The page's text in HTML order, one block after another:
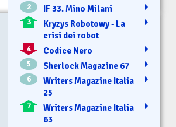
2 IF 33. Mino Milani
3
Kryzys Robotowy - La
crisi dei robot
4 Codice Nero
5 Sherlock Magazine 67
6
Writers Magazine Italia
25
7
Writers Magazine Italia
63